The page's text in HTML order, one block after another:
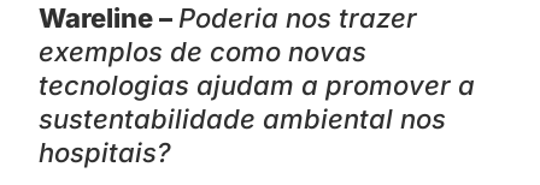
Wareline – Poderia nos trazer
exemplos de como novas
tecnologias ajudam a promover a
sustentabilidade ambiental nos
hospitais?